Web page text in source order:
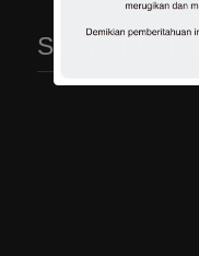
Spotify Playlist